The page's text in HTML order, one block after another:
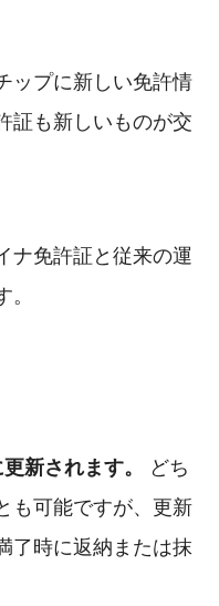
ップに新しい免許情
証も新しいものが交
ナ免許証と従来の運
新されます。
どち
も可能ですが、更新
了時に返納または抹